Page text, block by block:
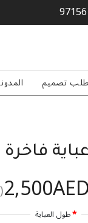
طلب تصميم
عباية
2,500AED
($681)
طول العباية